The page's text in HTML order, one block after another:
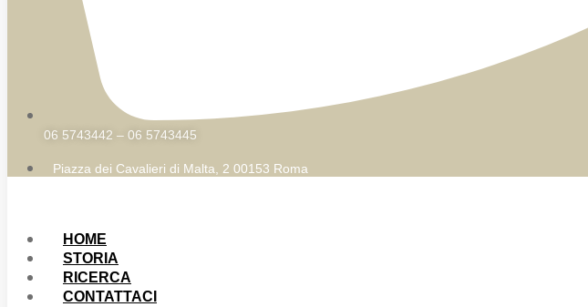
06 5743442 – 06 5743445
Piazza dei Cavalieri di Malta, 2 00153 Roma
HOME
STORIA
RICERCA
CONTATTACI